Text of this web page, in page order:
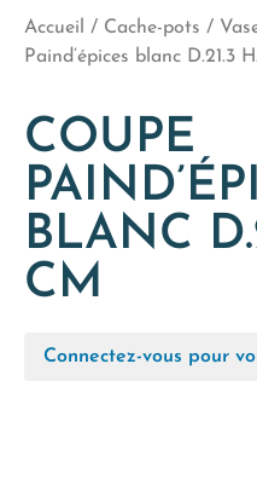
Accueil / Cache-pots /
Paind’épices blanc D.21.3
COUPE
BLANC
CM
Connectez-vous pour